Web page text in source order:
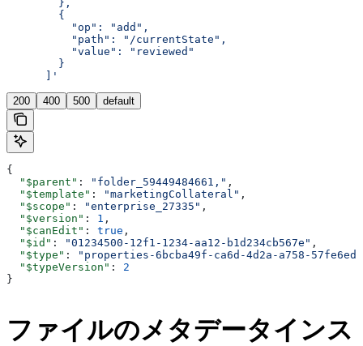
        },
        {
          "op": "add",
          "path": "/currentState",
          "value": "reviewed"
        }
      ]'
200 400 500 default
{
  "$parent"
: "folder_59449484661," ,
  "$template"
: "marketingCollateral" ,
  "$scope"
: "enterprise_27335" ,
  "$version"
: 1 ,
  "$canEdit"
: true ,
  "$id"
: "01234500-12f1-1234-aa12-b1d234cb567e" ,
  "$type"
:
"properties-6bcba49f-ca6d-4d2a-a758-
  "$typeVersion"
: 2
}
ファイルのメタデータインス